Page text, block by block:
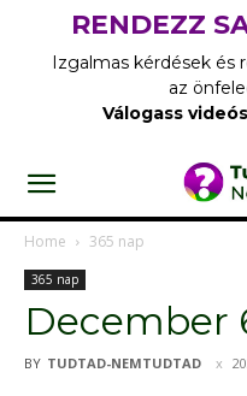
RENDEZZ
Izgalmas kérdések és
az
Válogass
Home 365 nap
365 nap
December
BY TUDTAD-NEMTUDTAD